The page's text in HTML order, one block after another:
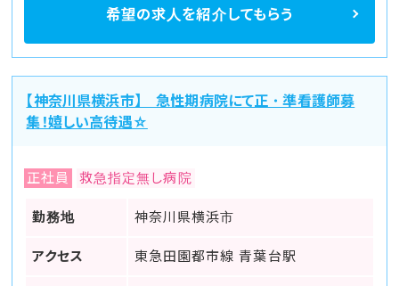
希望の求人を紹介してもらう
【神奈川県横浜市】 急性期病院にて正・準看護師募
集！嬉しい高待遇☆
正社員 救急指定無し病院
勤務地 神奈川県横浜市
アクセス 東急田園都市線 青葉台駅